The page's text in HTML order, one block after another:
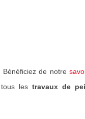
. Bénéficiez de notre
tous lestravaux de